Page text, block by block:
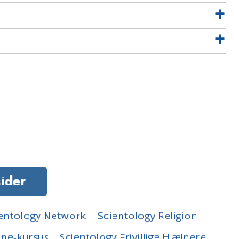
Network
Scientology Religion